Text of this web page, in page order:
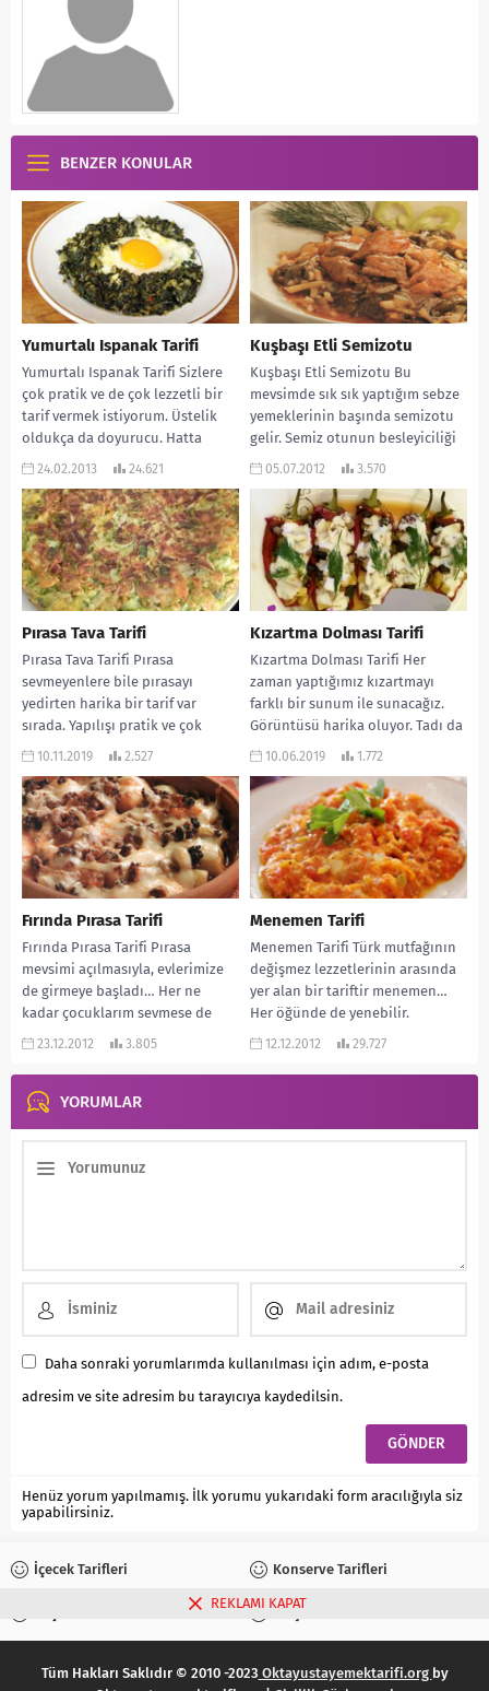
BENZER KONULAR
Yumurtalı Ispanak Tarifi
Yumurtalı Ispanak Tarifi Sizlere
çok pratik ve de çok lezzetli bir
tarif vermek istiyorum. Üstelik
oldukça da doyurucu. Hatta
ben...
24.02.2013 24.621
Kuşbaşı Etli Semizotu
Kuşbaşı Etli Semizotu Bu
mevsimde sık sık yaptığım sebze
yemeklerinin başında semizotu
gelir. Semiz otunun besleyiciliği
ve sağlıklı olması da...
05.07.2012 3.570
Pırasa Tava Tarifi
Pırasa Tava Tarifi Pırasa
sevmeyenlere bile pırasayı
yedirten harika bir tarif var
sırada. Yapılışı pratik ve çok
lezzetli. Pırasa severler...
10.11.2019 2.527
Kızartma Dolması Tarifi
Kızartma Dolması Tarifi Her
zaman yaptığımız kızartmayı
farklı bir sunum ile sunacağız.
Görüntüsü harika oluyor. Tadı da
müthiş. Özellikle yemekli...
10.06.2019 1.772
Fırında Pırasa Tarifi
Fırında Pırasa Tarifi Pırasa
mevsimi açılmasıyla, evlerimize
de girmeye başladı… Her ne
kadar çocuklarım sevmese de
ben türlü yollar deneyerek...
23.12.2012 3.805
Menemen Tarifi
Menemen Tarifi Türk mutfağının
değişmez lezzetlerinin arasında
yer alan bir tariftir menemen…
Her öğünde de yenebilir.
Kahvaltıdan tutun akşam
12.12.2012 29.727
YORUMLAR
Daha sonraki yorumlarımda kullanılması için adım, e-posta
adresim ve site adresim bu tarayıcıya kaydedilsin.
Henüz yorum yapılmamış. İlk yorumu yukarıdaki form aracılığıyla siz
yapabilirsiniz.
İçecek Tarifleri Konserve Tarifleri
Turşu Tarifleri
Tüm Hakları Saklıdır © 2010 -2023 Oktayustayemektarifi.org by
REKLAMI KAPAT